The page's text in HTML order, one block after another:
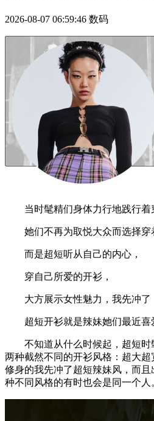
2026-08-07 06:59:46 数码
当时髦精们身体力行地践行着
她们不再为取悦大众而选择穿
而是超短听从自己的内心，
穿自己所爱的开衫，
大方展示女性魅力，我先冲了
超短开衫就是辣妹她们最近喜
不知道从什么时候起，超短时
两种截然不同的开衫风格：超大超
修身的我先冲了超短辣妹风，而
种不同风格的有时也会是同一个人